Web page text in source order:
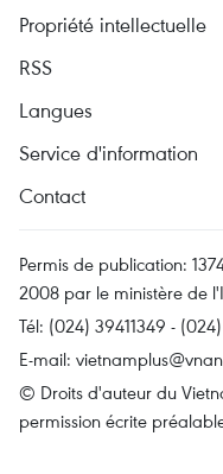
Propriété intellectuelle
RSS
Langues
Service d'information
Contact
Permis de publication:
2008 par le ministère de
Tél: (024) 39411349 -
E-mail:
© Droits d'auteur du
permission écrite